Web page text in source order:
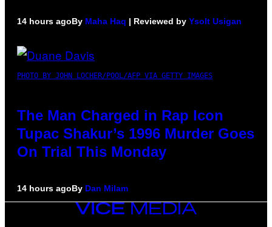
14 hours agoBy Maha Haq | Reviewed by Ysolt Usigan
PHOTO BY JOHN LOCHER/POOL/AFP VIA GETTY IMAGES
The Man Charged in Rap Icon
Tupac Shakur’s 1996 Murder Goes
On Trial This Monday
14 hours agoBy Dan Milam
VICE
MEDIA